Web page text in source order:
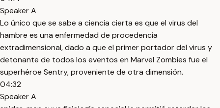
Speaker A
Lo único que se sabe a ciencia cierta es que el virus del
hambre es una enfermedad de procedencia
extradimensional, dado a que el primer portador del virus y
detonante de todos los eventos en Marvel Zombies fue el
superhéroe Sentry, proveniente de otra dimensión.
04:32
Speaker A